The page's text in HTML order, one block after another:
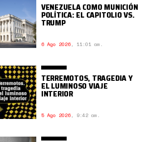
VENEZUELA COMO MUNICIÓN
POLÍTICA: EL CAPITOLIO VS.
TRUMP
6 Ago 2026, 11:01 am.
TERREMOTOS, TRAGEDIA Y
EL LUMINOSO VIAJE
INTERIOR
5 Ago 2026, 9:42 am.